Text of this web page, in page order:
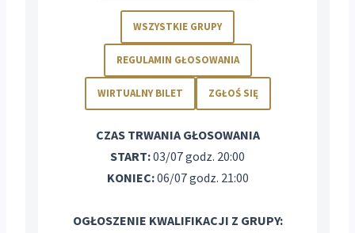
WSZYSTKIE GRUPY
REGULAMIN GŁOSOWANIA
WIRTUALNY BILET ZGŁOŚ SIĘ
CZAS TRWANIA GŁOSOWANIA
START:03/07 godz. 20:00
KONIEC:06/07 godz. 21:00
OGŁOSZENIE KWALIFIKACJI Z GRUPY: